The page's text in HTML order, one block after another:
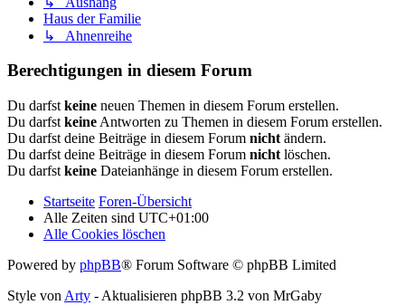
Haus der Familie
↳ Ahnenreihe
Berechtigungen in diesem Forum
Du darfst keine neuen Themen in diesem Forum erstellen.
Du darfst keine Antworten zu Themen in diesem Forum erstellen.
Du darfst deine Beiträge in diesem Forum nicht ändern.
Du darfst deine Beiträge in diesem Forum nicht löschen.
Du darfst keine Dateianhänge in diesem Forum erstellen.
Startseite Foren-Übersicht
Alle Zeiten sind UTC+01:00
Alle Cookies löschen
Powered by phpBB® Forum Software © phpBB Limited
Style von Arty - Aktualisieren phpBB 3.2 von MrGaby